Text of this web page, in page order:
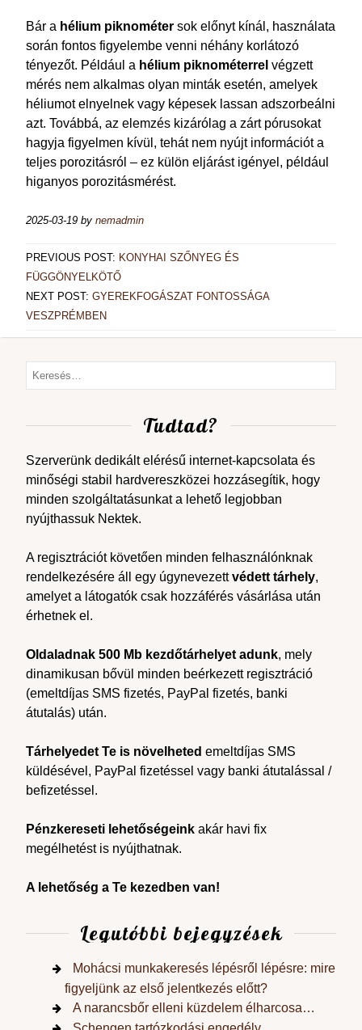
Bár a hélium piknométer sok előnyt kínál, használata
során fontos figyelembe venni néhány korlátozó
tényezőt. Például a hélium piknométerrel végzett
mérés nem alkalmas olyan minták esetén, amelyek
héliumot elnyelnek vagy képesek lassan adszorbeálni
azt. Továbbá, az elemzés kizárólag a zárt pórusokat
hagyja figyelmen kívül, tehát nem nyújt információt a
teljes porozitásról – ez külön eljárást igényel, például
higanyos porozitásmérést.
2025-03-19 by nemadmin
PREVIOUS POST: KONYHAI SZŐNYEG ÉS
FÜGGÖNYELKÖTŐ
NEXT POST: GYEREKFOGÁSZAT FONTOSSÁGA
VESZPRÉMBEN
Tudtad?
Szerverünk dedikált elérésű internet-kapcsolata és
minőségi stabil hardvereszközei hozzásegítik, hogy
minden szolgáltatásunkat a lehető legjobban
nyújthassuk Nektek.
A regisztrációt követően minden felhasználónknak
rendelkezésére áll egy úgynevezettvédett tárhely,
amelyet a látogatók csak hozzáférés vásárlása után
érhetnek el.
Oldaladnak 500 Mb kezdőtárhelyet adunk, mely
dinamikusan bővül minden beérkezett regisztráció
(emeltdíjas SMS fizetés, PayPal fizetés, banki
átutalás) után.
Tárhelyedet Te is növelheted emeltdíjas SMS
küldésével, PayPal fizetéssel vagy banki átutalással /
befizetéssel.
Pénzkereseti lehetőségeink akár havi fix
megélhetést is nyújthatnak.
A lehetőség a Te kezedben van!
Legutóbbi bejegyzések
Mohácsi munkakeresés lépésről lépésre: mire
figyeljünk az első jelentkezés előtt?
A narancsbőr elleni küzdelem élharcosa…